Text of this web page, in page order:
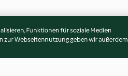
Funktionen für soziale Medien
Webseitennutzung geben wir außerdem